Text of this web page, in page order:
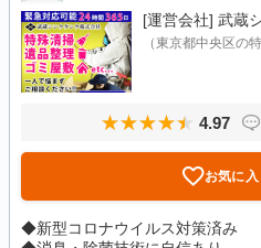
[運営会社] 武蔵
（東京都中央区の
4.97
お気に
◆新型コロナウイルス対策済み